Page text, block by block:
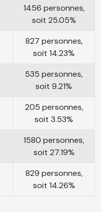
1456 personnes,
soit 25.05%
827 personnes,
soit 14.23%
535 personnes,
soit 9.21%
205 personnes,
soit 3.53%
1580 personnes,
soit 27.19%
829 personnes,
soit 14.26%